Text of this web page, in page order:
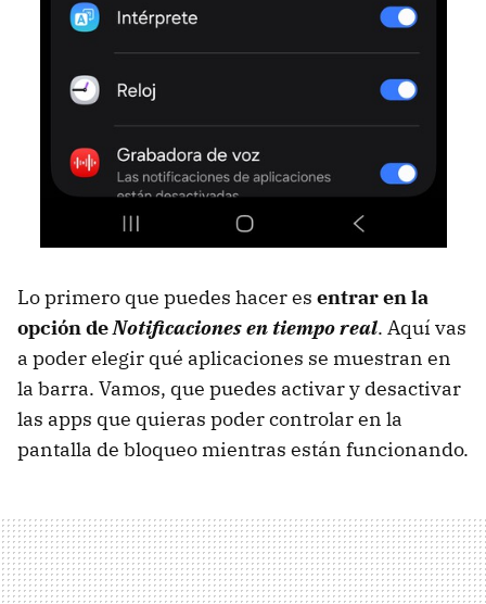
Lo primero que puedes hacer es entrar en la
opción deNotificaciones en tiempo real. Aquí vas
a poder elegir qué aplicaciones se muestran en
la barra. Vamos, que puedes activar y desactivar
las apps que quieras poder controlar en la
pantalla de bloqueo mientras están funcionando.